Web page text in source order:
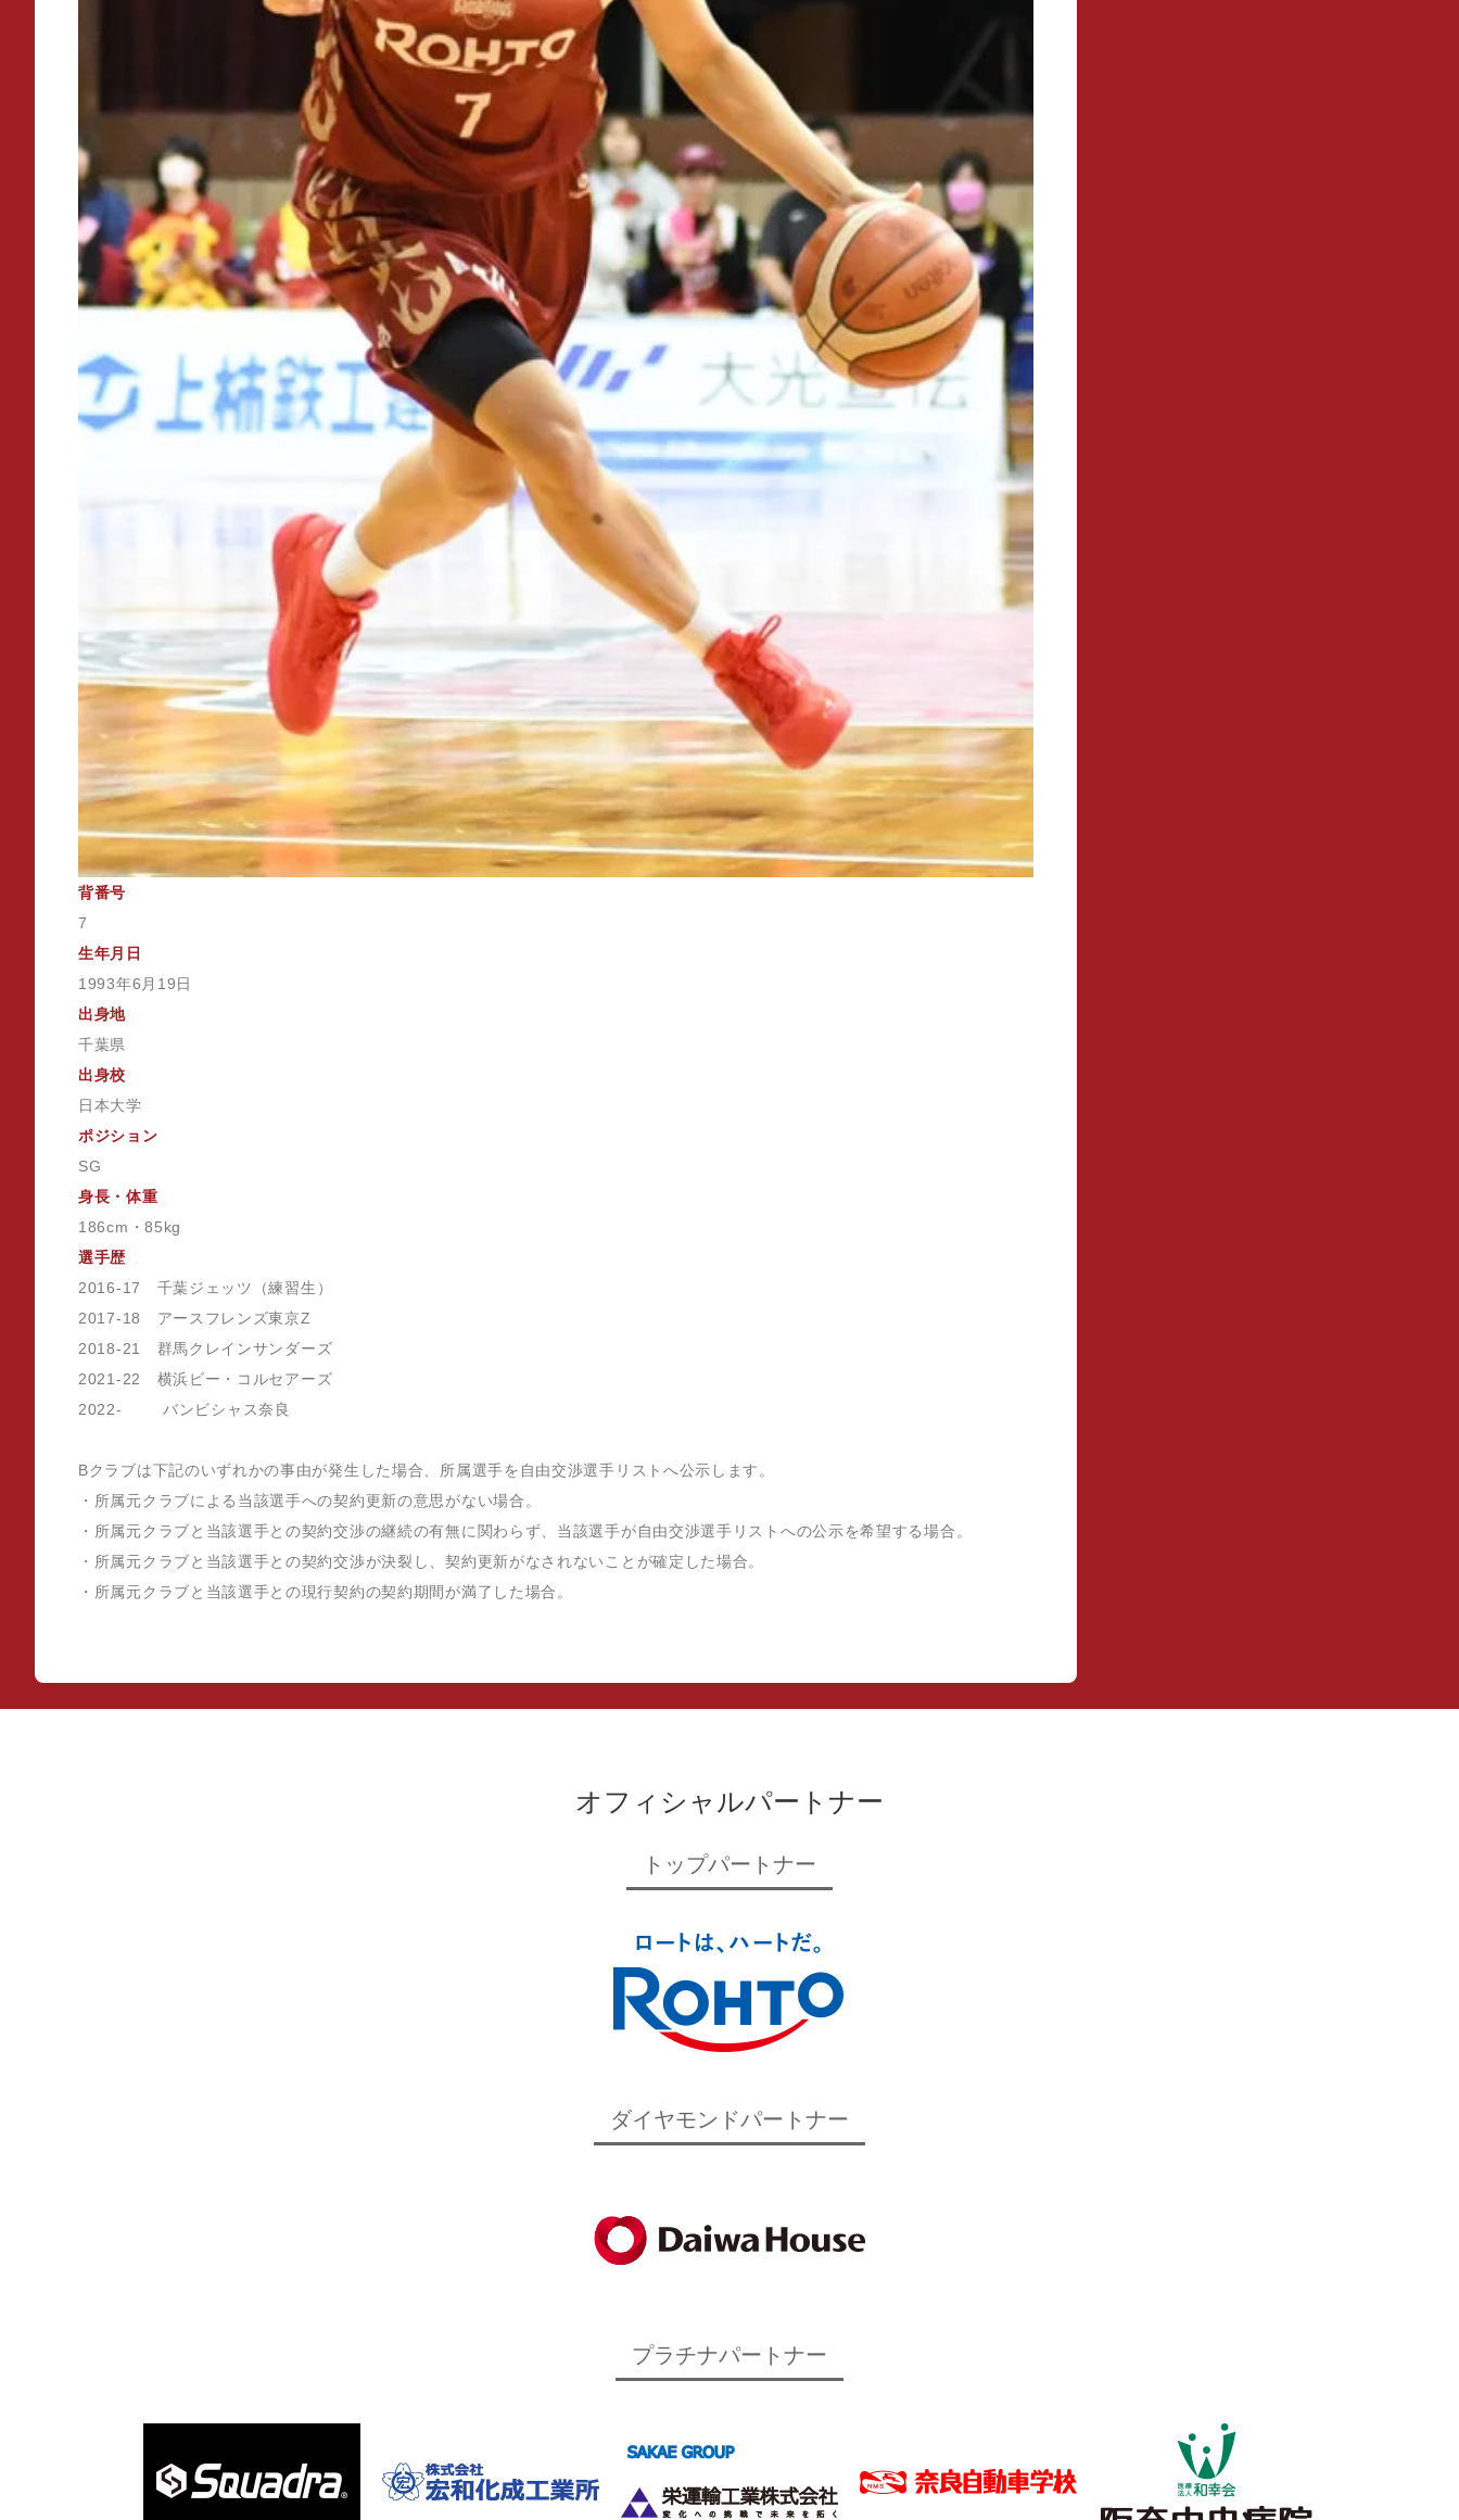
背番号
7
生年月日
1993年6月19日
出身地
千葉県
出身校
日本大学
ポジション
SG
身長・体重
186cm・85kg
選手歴
2016-17 千葉ジェッツ（練習生）
2017-18 アースフレンズ東京Z
2018-21 群馬クレインサンダーズ
2021-22 横浜ビー・コルセアーズ
2022- バンビシャス奈良
Bクラブは下記のいずれかの事由が発生した場合、所属選手を自由交渉選手リストへ公示します。
・所属元クラブによる当該選手への契約更新の意思がない場合。
・所属元クラブと当該選手との契約交渉の継続の有無に関わらず、当該選手が自由交渉選手リストへの公示を希望する場合。
・所属元クラブと当該選手との契約交渉が決裂し、契約更新がなされないことが確定した場合。
・所属元クラブと当該選手との現行契約の契約期間が満了した場合。
オフィシャルパートナー
トップパートナー
ダイヤモンドパートナー
プラチナパートナー